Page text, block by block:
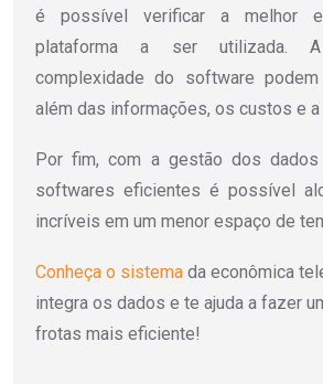
é possível verificar a melhor
plataforma a ser utilizada.
complexidade do software
além das informações, os custos e
Por fim, com a gestão dos
softwares eficientes é possível
incríveis em um menor espaço de
Conheça o sistema da econômica
integra os dados e te ajuda a fazer
frotas mais eficiente!